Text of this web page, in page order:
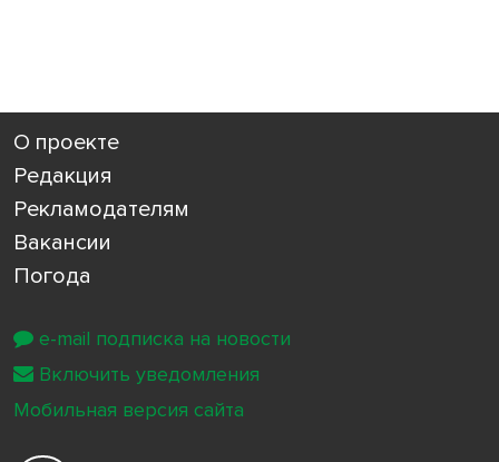
О проекте
Редакция
Рекламодателям
Вакансии
Погода
e-mail подписка на новости
Включить уведомления
Мобильная версия сайта